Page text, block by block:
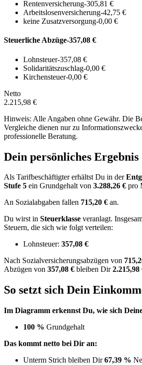
Rentenversicherung-305,81 €
Arbeitslosenversicherung-42,75 €
keine Zusatzversorgung-0,00 €
Steuerliche Abzüge-357,08 €
Lohnsteuer-357,08 €
Solidaritätszuschlag-0,00 €
Kirchensteuer-0,00 €
Netto
2.215,98 €
Hinweis: Alle Angaben ohne Gewähr. Die
Vergleiche dienen nur zu
professionelle Beratung.
Dein persönliches Ergebnis
Als Tarifbeschäftigter erhältst Du in der
Stufe 5 ein Grundgehalt von 3.288,26 € pro
An Sozialabgaben fallen 715,20 € an.
Du wirst in Steuerklasse veranlagt.
Steuern, die sich wie folgt verteilen:
Lohnsteuer: 357,08 €
Nach Sozialversicherungsabzügen von
Abzügen von 357,08 € bleiben Dir2.215,98
So setzt sich Dein
Im Diagramm erkennst Du, wie sich
100 % Grundgehalt
Das kommt netto bei Dir an:
Unterm Strich bleiben Dir67,39 %